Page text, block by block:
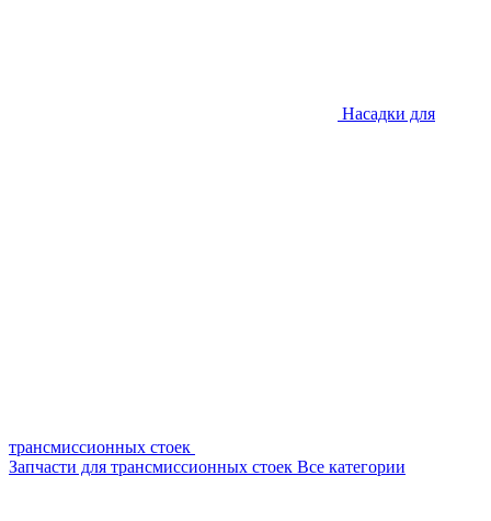
Насадки для
трансмиссионных стоек
Запчасти для трансмиссионных стоек Все категории